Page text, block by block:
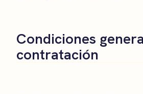
Condiciones
contratación